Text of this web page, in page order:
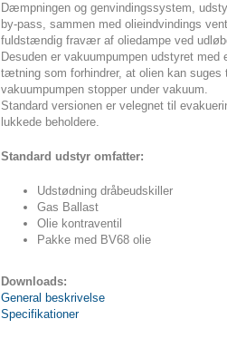
Dæmpningen og genvindingssystem,
by-pass, sammen med olieindvindings
fuldstændig fravær af oliedampe ved
Desuden er vakuumpumpen udstyret med
tætning som forhindrer, at olien kan suges
vakuumpumpen stopper under vakuum.
Standard versionen er velegnet til
lukkede beholdere.
Standard udstyr omfatter:
Udstødning dråbeudskiller
Gas Ballast
Olie kontraventil
Pakke med BV68 olie
Downloads:
General beskrivelse
Specifikationer